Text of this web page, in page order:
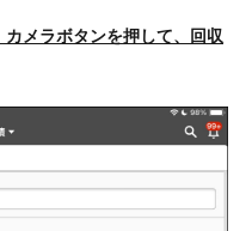
メラボタンを押して、回収